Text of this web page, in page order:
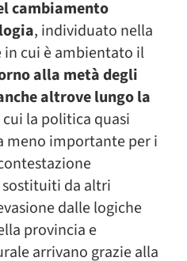
cambiamento
, individuato nella
cui è ambientato il
alla metà degli
altrove lungo la
la politica quasi
meno importante per i
da altri
dalle logiche
provincia e
arrivano grazie alla